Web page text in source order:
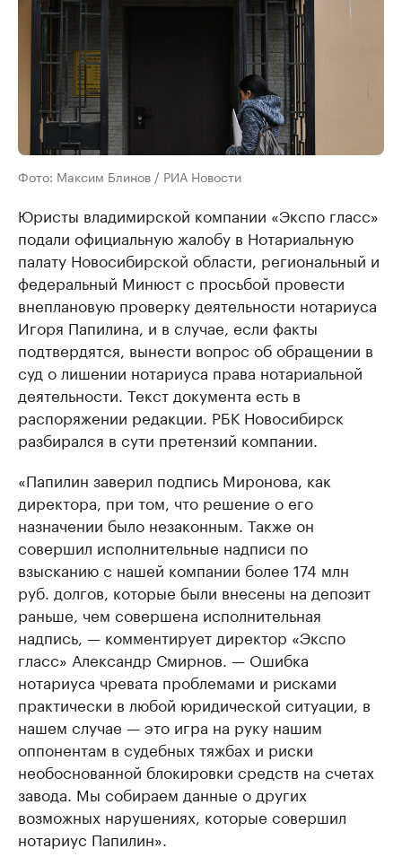
Фото: Максим Блинов / РИА Новости
Юристы владимирской компании «Экспо гласс»
подали официальную жалобу в Нотариальную
палату Новосибирской области, региональный и
федеральный Минюст с просьбой провести
внеплановую проверку деятельности нотариуса
Игоря Папилина, и в случае, если факты
подтвердятся, вынести вопрос об обращении в
суд о лишении нотариуса права нотариальной
деятельности. Текст документа есть в
распоряжении редакции. РБК Новосибирск
разбирался в сути претензий компании.
«Папилин заверил подпись Миронова, как
директора, при том, что решение о его
назначении было незаконным. Также он
совершил исполнительные надписи по
взысканию с нашей компании более 174 млн
руб. долгов, которые были внесены на депозит
раньше, чем совершена исполнительная
надпись, — комментирует директор «Экспо
гласс» Александр Смирнов. — Ошибка
нотариуса чревата проблемами и рисками
практически в любой юридической ситуации, в
нашем случае — это игра на руку нашим
оппонентам в судебных тяжбах и риски
необоснованной блокировки средств на счетах
завода. Мы собираем данные о других
возможных нарушениях, которые совершил
нотариус Папилин».